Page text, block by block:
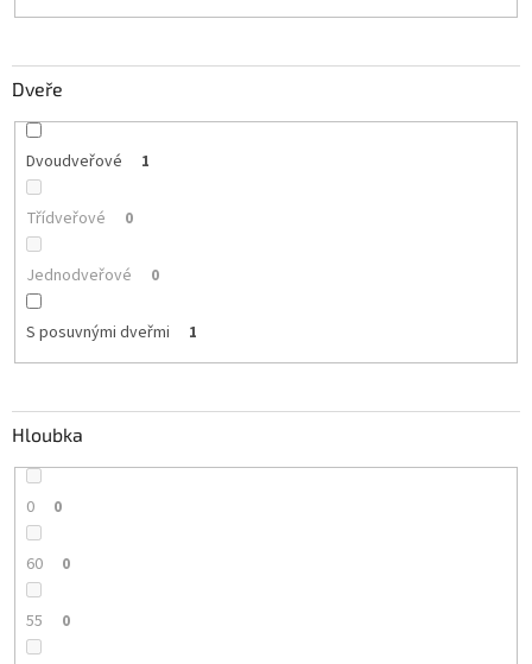
Dveře
Dvoudveřové 1
Třídveřové 0
Jednodveřové 0
S posuvnými dveřmi 1
Hloubka
0 0
60 0
55 0